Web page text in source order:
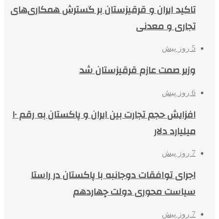
تاکید ایران و قرقیزستان بر گسترش همکاری‌های
تجاری و معدنی
5 روز پیش
وزیر صمت عازم قرقیزستان شد
6 روز پیش
افزایش حجم تجارت بین ایران و پاکستان به رقم ۱۰
میلیارد دلار
7 روز پیش
اجرای توافقات دوجانبه با پاکستان در راستا
سیاست محوری دولت چهاردهم
7 روز پیش